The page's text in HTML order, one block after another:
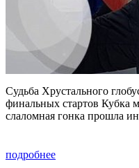
Судьба Хрустального
финальных стартов Кубка
слаломная гонка прошла
подробнее